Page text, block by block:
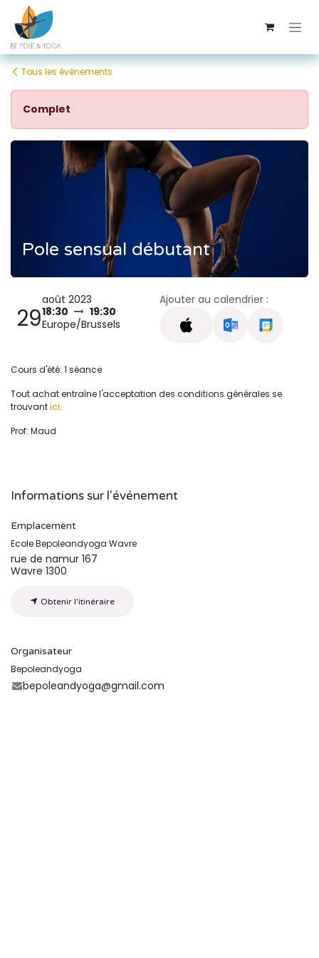
Se rendre au contenu
Tous les événements
Complet
Pole sensual débutant
29
août 2023
18:30
19:30
Europe/Brussels
Ajouter au calendrier :
Cours d'été: 1 séance
Tout achat entraîne l'acceptation des conditions générales se
trouvantici.
Prof: Maud
Informations sur l'événement
Emplacement
Ecole Bepoleandyoga Wavre
rue de namur 167
Wavre 1300
Obtenir l'itinéraire
Organisateur
Bepoleandyoga
bepoleandyoga@gmail.com